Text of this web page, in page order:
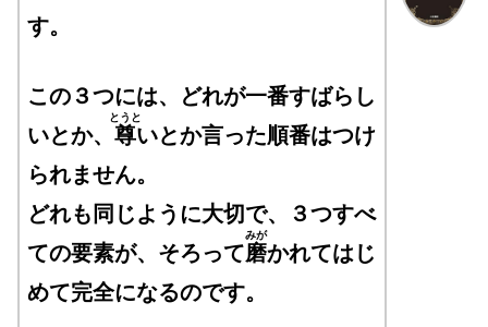
す。
この３つには、どれが一番すばらし
いとか、 尊
とうと
いとか言った順番はつけ
られません。
どれも同じように大切で、３つすべ
ての要素が、そろって磨
みが
かれてはじ
めて完全になるのです。